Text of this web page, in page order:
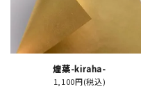
煌葉-kiraha-
1,100円(税込)